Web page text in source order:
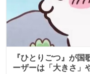
『ひとりごつ』が
ーザーは「大きさ」